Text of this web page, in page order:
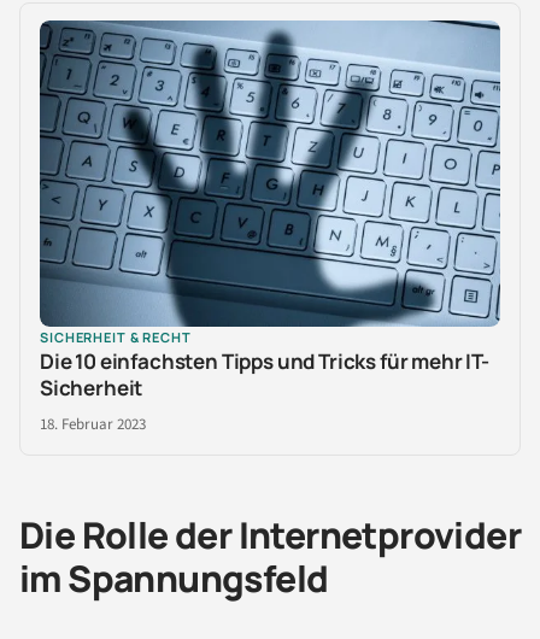
SICHERHEIT & RECHT
Die 10 einfachsten Tipps und Tricks für mehr IT-
Sicherheit
18. Februar 2023
Die Rolle der Internetprovider
im Spannungsfeld